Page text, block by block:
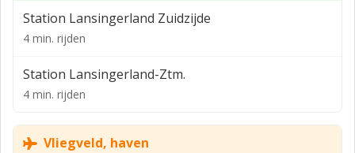
Sectie : D
Bouwjaar: 2025
De bestemming van de Koperstraat 19-21 is
Station Lansingerland Zuidzijde
4 min. rijden
Station Lansingerland-Ztm.
4 min. rijden
Vliegveld, haven